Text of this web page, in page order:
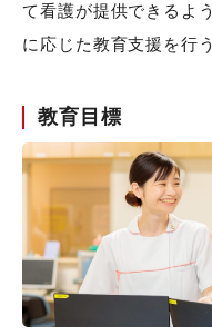
て看護が提供できるよ
に応じた教育支援を行う
教育目標